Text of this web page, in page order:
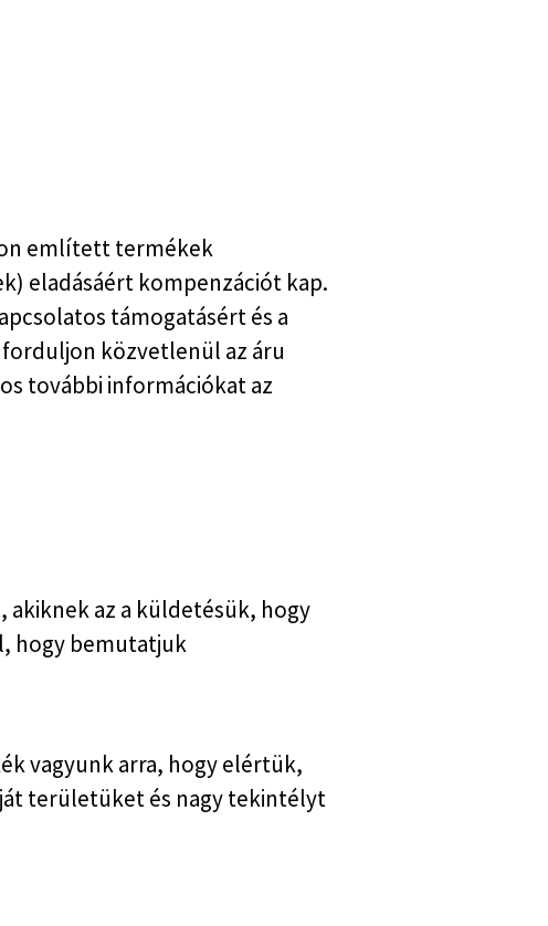
említett termékek
eladásáért kompenzációt kap.
támogatásért és a
közvetlenül az áru
további információkat az
az a küldetésük, hogy
hogy bemutatjuk
vagyunk arra, hogy elértük,
területüket és nagy tekintélyt